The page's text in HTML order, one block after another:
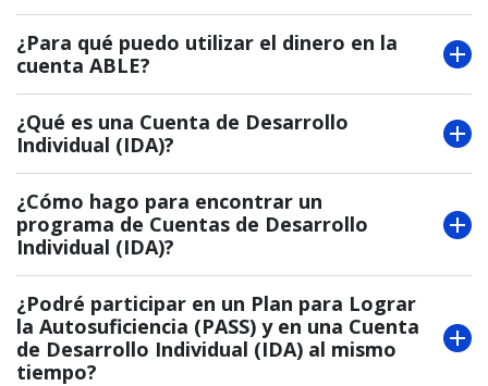
¿Para qué puedo utilizar el dinero en la
cuenta ABLE?
¿Qué es una Cuenta de Desarrollo
Individual (IDA)?
¿Cómo hago para encontrar un
programa de Cuentas de Desarrollo
Individual (IDA)?
¿Podré participar en un Plan para Lograr
la Autosuficiencia (PASS) y en una Cuenta
de Desarrollo Individual (IDA) al mismo
tiempo?